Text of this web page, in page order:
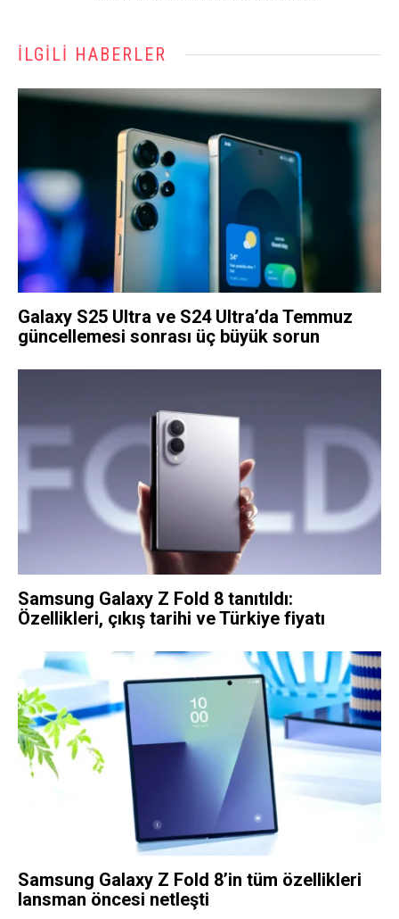
İLGILI HABERLER
Galaxy S25 Ultra ve S24 Ultra’da Temmuz
güncellemesi sonrası üç büyük sorun
Samsung Galaxy Z Fold 8 tanıtıldı:
Özellikleri, çıkış tarihi ve Türkiye fiyatı
Samsung Galaxy Z Fold 8’in tüm özellikleri
lansman öncesi netleşti